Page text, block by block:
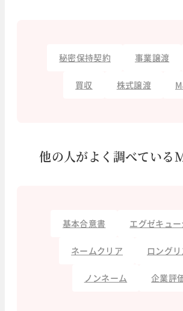
秘密保持契約 事業譲渡
買収 株式譲渡
他の人がよく調べている
基本合意書 エグゼキュ
ネームクリア ロング
ノンネーム 企業評